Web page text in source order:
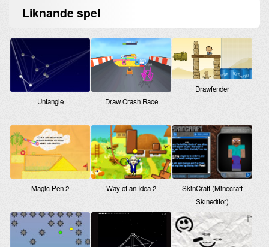
Liknandespel
Untangle Draw Crash Race
Drawfender
Magic Pen 2 Way of an Idea 2
SkinCraft (Minecraft
Skineditor)